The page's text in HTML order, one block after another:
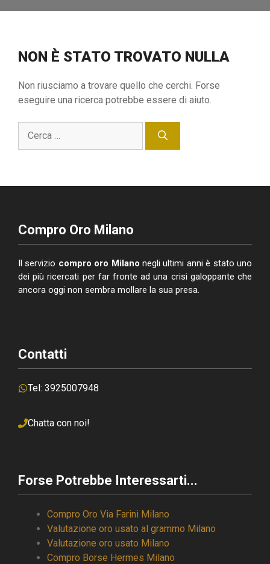
NON È STATO TROVATO NULLA
Non riusciamo a trovare quello che cerchi. Forse
eseguire una ricerca potrebbe essere di aiuto.
Compro Oro Milano
Il servizio compro oro Milano negli ultimi anni è stato uno
dei più ricercati per far fronte ad una crisi galoppante che
ancora oggi non sembra mollare la sua presa.
Contatti
Tel: 3925007948
Chatta con noi!
Forse Potrebbe Interessarti...
Compro Oro Via Farini Milano
Valutazione oro usato al grammo Milano
Valutazione oro usato Milano
Compro Borse Hermes Milano